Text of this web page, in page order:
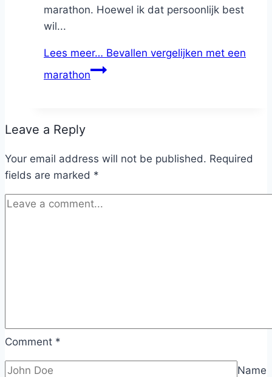
marathon. Hoewel ik dat persoonlijk best
wil...
Lees meer… Bevallen vergelijken met een
marathon
Leave a Reply
Your email address will not be published. Required
fields are marked *
Comment *
Name